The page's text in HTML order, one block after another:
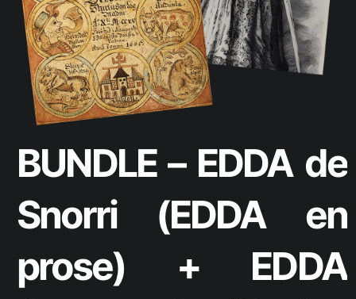
BUNDLE – EDDA de
Snorri (EDDA en
prose) + EDDA